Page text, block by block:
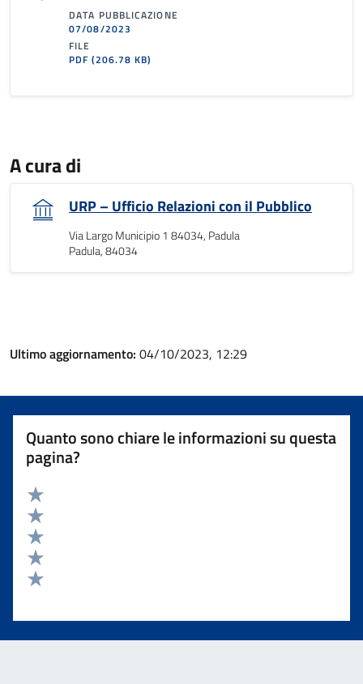
DATA PUBBLICAZIONE
07/08/2023
FILE
PDF(206.78 KB)
A cura di
URP – Ufficio Relazioni con il Pubblico
Via Largo Municipio 1 84034, Padula
Padula, 84034
Ultimo aggiornamento: 04/10/2023, 12:29
Quanto sono chiare le informazioni su questa
pagina?
Valuta 5 stelle su 5
Valuta 4 stelle su 5
Valuta 3 stelle su 5
Valuta 2 stelle su 5